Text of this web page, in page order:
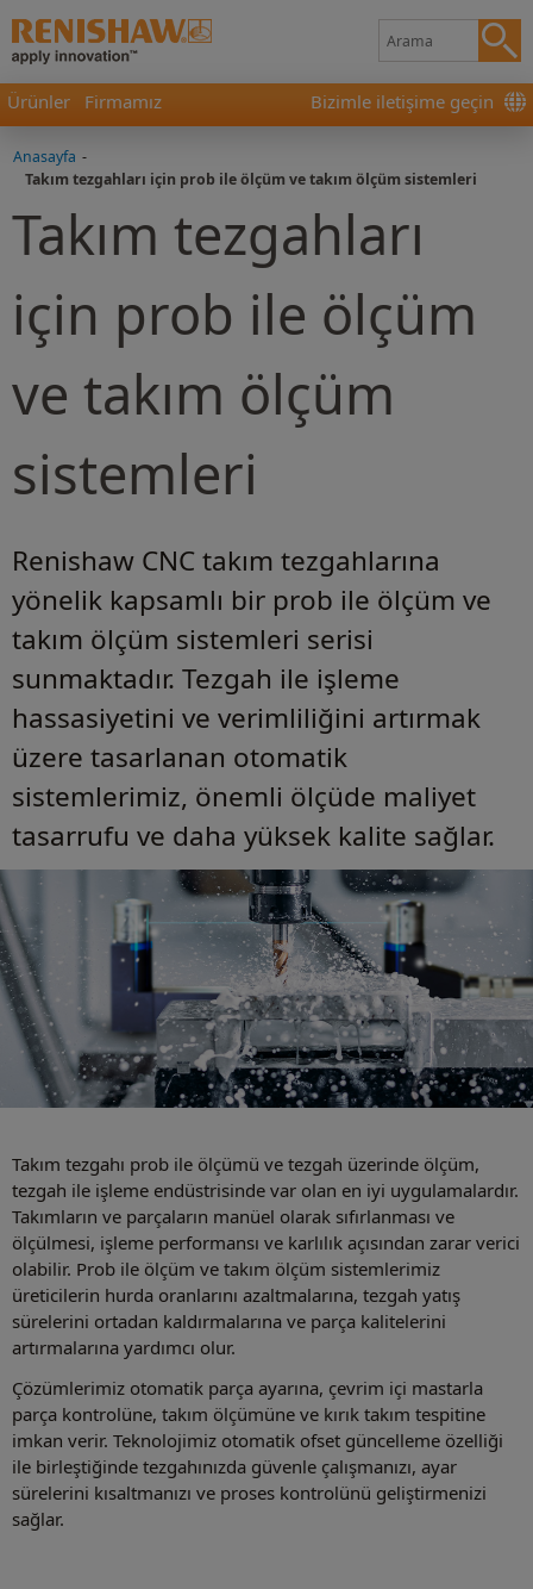
Ürünler Firmamız Bizimle iletişime geçin
Anasayfa -
Takım tezgahları için prob ile ölçüm ve takım ölçüm sistemleri
Takım tezgahları
için prob ile ölçüm
ve takım ölçüm
sistemleri
Renishaw CNC takım tezgahlarına
yönelik kapsamlı bir prob ile ölçüm ve
takım ölçüm sistemleri serisi
sunmaktadır. Tezgah ile işleme
hassasiyetini ve verimliliğini artırmak
üzere tasarlanan otomatik
sistemlerimiz, önemli ölçüde maliyet
tasarrufu ve daha yüksek kalite sağlar.
Takım tezgahı prob ile ölçümü ve tezgah üzerinde ölçüm,
tezgah ile işleme endüstrisinde var olan en iyi uygulamalardır.
Takımların ve parçaların manüel olarak sıfırlanması ve
ölçülmesi, işleme performansı ve karlılık açısından zarar verici
olabilir. Prob ile ölçüm ve takım ölçüm sistemlerimiz
üreticilerin hurda oranlarını azaltmalarına, tezgah yatış
sürelerini ortadan kaldırmalarına ve parça kalitelerini
artırmalarına yardımcı olur.
Çözümlerimiz otomatik parça ayarına, çevrim içi mastarla
parça kontrolüne, takım ölçümüne ve kırık takım tespitine
imkan verir. Teknolojimiz otomatik ofset güncelleme özelliği
ile birleştiğinde tezgahınızda güvenle çalışmanızı, ayar
sürelerini kısaltmanızı ve proses kontrolünü geliştirmenizi
sağlar.